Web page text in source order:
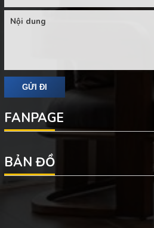
FANPAGE
BẢN ĐỒ